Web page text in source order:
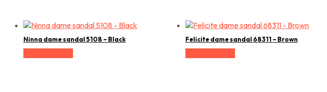
Ninna dame sandal 5108 – Black Felicite dame sandal 68311 – Brown